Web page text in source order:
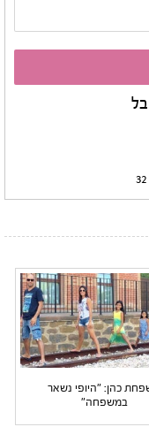
32
כהן: "היופי נשאר
במשפחה"